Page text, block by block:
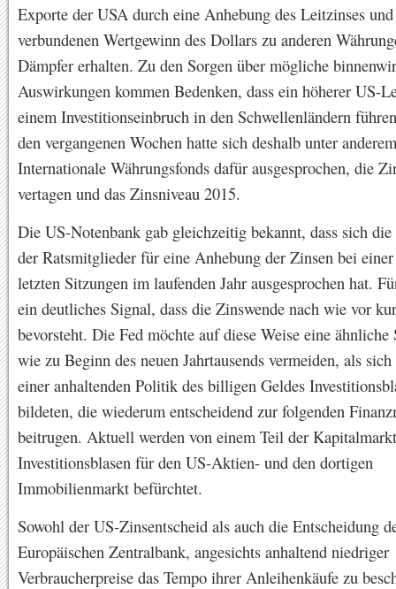
Exporte der USA durch eine Anhebung des Leitzinses
verbundenen Wertgewinn des Dollars zu anderen
Dämpfer erhalten. Zu den Sorgen über mögliche
Auswirkungen kommen Bedenken, dass ein höherer US-
einem Investitionseinbruch in den Schwellenländern
den vergangenen Wochen hatte sich deshalb unter
Internationale Währungsfonds dafür ausgesprochen, die
vertagen und das Zinsniveau 2015.
Die US-Notenbank gab gleichzeitig bekannt, dass sich
der Ratsmitglieder für eine Anhebung der Zinsen bei
letzten Sitzungen im laufenden Jahr ausgesprochen hat.
ein deutliches Signal, dass die Zinswende nach wie vor
bevorsteht. Die Fed möchte auf diese Weise eine ähnliche
wie zu Beginn des neuen Jahrtausends vermeiden, als
einer anhaltenden Politik des billigen Geldes
bildeten, die wiederum entscheidend zur folgenden
beitrugen. Aktuell werden von einem Teil der
Investitionsblasen für den US-Aktien- und den dortigen
Immobilienmarkt befürchtet.
Sowohl der US-Zinsentscheid als auch die Entscheidung
Europäischen Zentralbank, angesichts anhaltend niedriger
Verbraucherpreise das Tempo ihrer Anleihenkäufe zu